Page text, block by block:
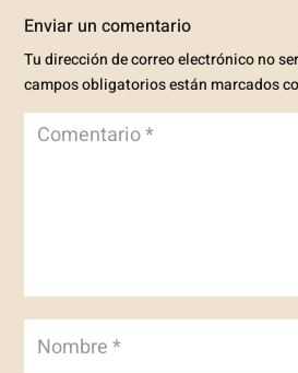
Enviar un comentario
Tu dirección de correo electrónico no
campos obligatorios están marcados